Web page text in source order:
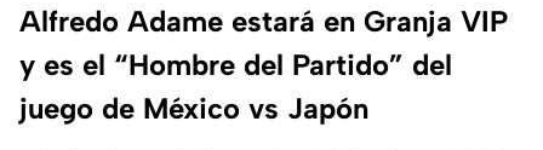
Alfredo Adame estará en Granja VIP
y es el “Hombre del Partido” del
juego de México vs Japón